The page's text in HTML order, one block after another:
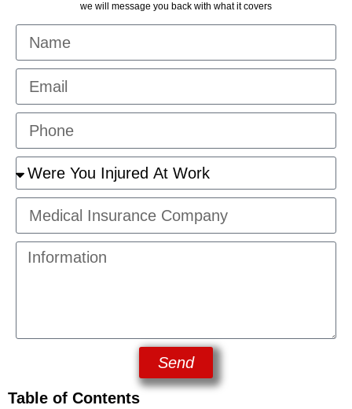
we will message you back with what it covers
Send
Table of Contents